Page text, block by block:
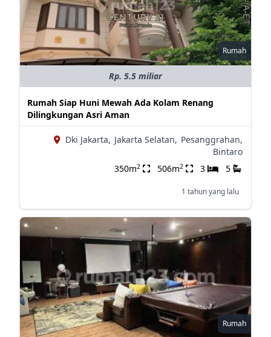
Rumah
Rp. 5.5 miliar
Rumah Siap Huni Mewah Ada Kolam Renang
Dilingkungan Asri Aman
Dki Jakarta, Jakarta Selatan, Pesanggrahan,
Bintaro
350m2 506m2 3 5
1 tahun yang lalu
Rumah